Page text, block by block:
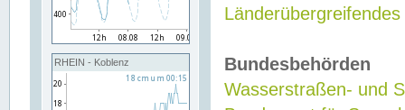
RHEIN - Koblenz
Bundesbehörden
Wasserstraßen- und